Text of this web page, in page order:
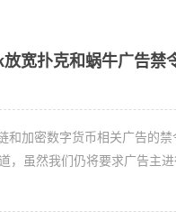
放宽扑克和蜗牛广告禁
加密数字货币相关广告的
，虽然我们仍将要求广告主